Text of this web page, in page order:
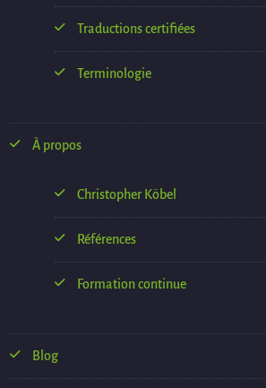
Traductions certifiées
Terminologie
À propos
Christopher Köbel
Références
Formation continue
Blog